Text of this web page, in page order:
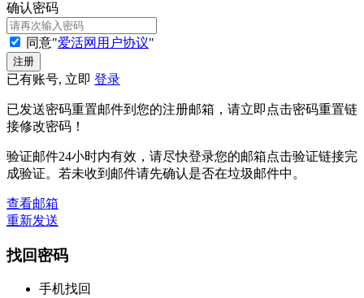
确认密码
同意"爱活网用户协议"
已有账号, 立即 登录
已发送密码重置邮件到您的注册邮箱，请立即点击密码重置链
接修改密码！
验证邮件24小时内有效，请尽快登录您的邮箱点击验证链接完
成验证。若未收到邮件请先确认是否在垃圾邮件中。
查看邮箱
重新发送
找回密码
手机找回